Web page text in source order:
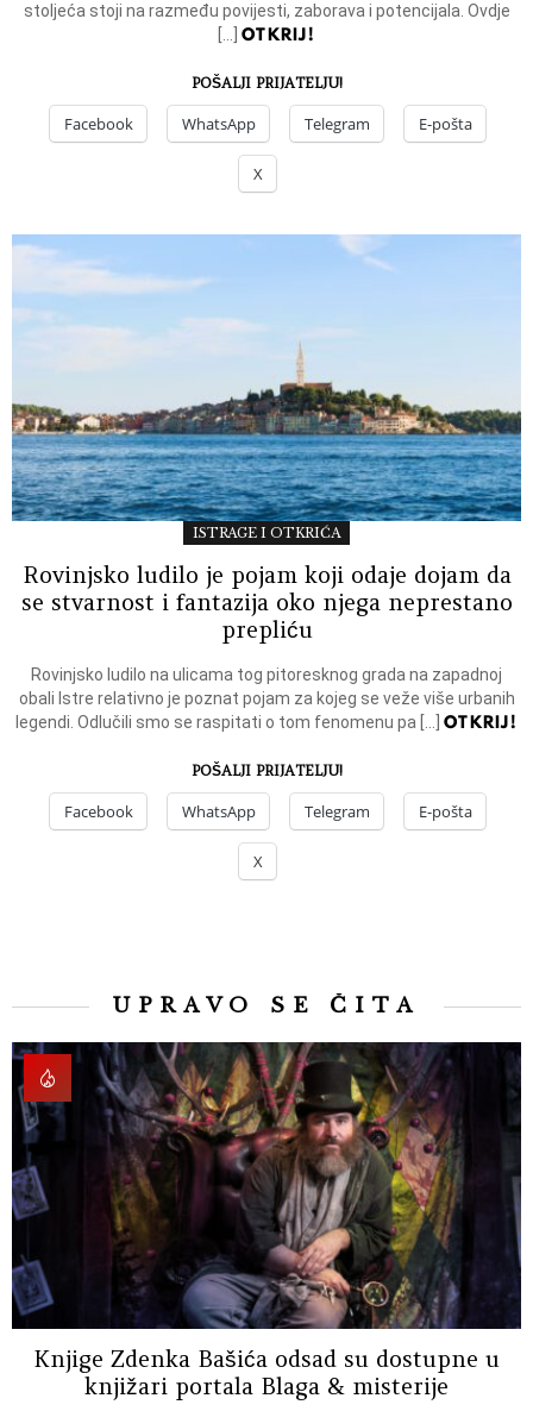
stoljeća stoji na razmeđu povijesti, zaborava i potencijala. Ovdje
OTKRIJ!
POŠALJI PRIJATELJU!
Facebook WhatsApp Telegram E-pošta
X
ISTRAGE I OTKRIĆA
Rovinjsko ludilo je pojam koji odaje dojam da
se stvarnost i fantazija oko njega neprestano
prepliću
Rovinjsko ludilo na ulicama tog pitoresknog grada na zapadnoj
obali Istre relativno je poznat pojam za kojeg se veže više urbanih
legendi. Odlučili smo se raspitati o tom fenomenu pa […] OTKRIJ!
POŠALJI PRIJATELJU!
Facebook WhatsApp Telegram E-pošta
X
UPRAVO SE ČITA
Knjige Zdenka Bašića odsad su dostupne u
knjižari portala Blaga & misterije